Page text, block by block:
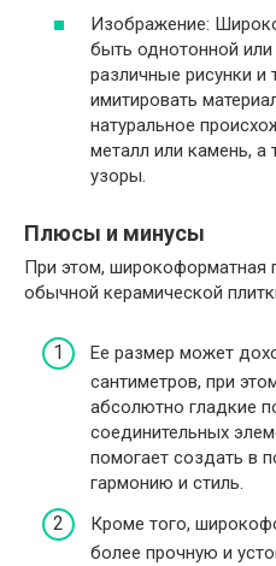
Изображение:
быть однотонной
различные рисунки и
имитировать
натуральное
металл или камень, а
узоры.
Плюсы и минусы
При этом, широкоформатная
обычной керамической
Ее размер может
сантиметров, при
абсолютно гладкие
соединительных
помогает создать в
гармонию и стиль.
Кроме того,
более прочную и